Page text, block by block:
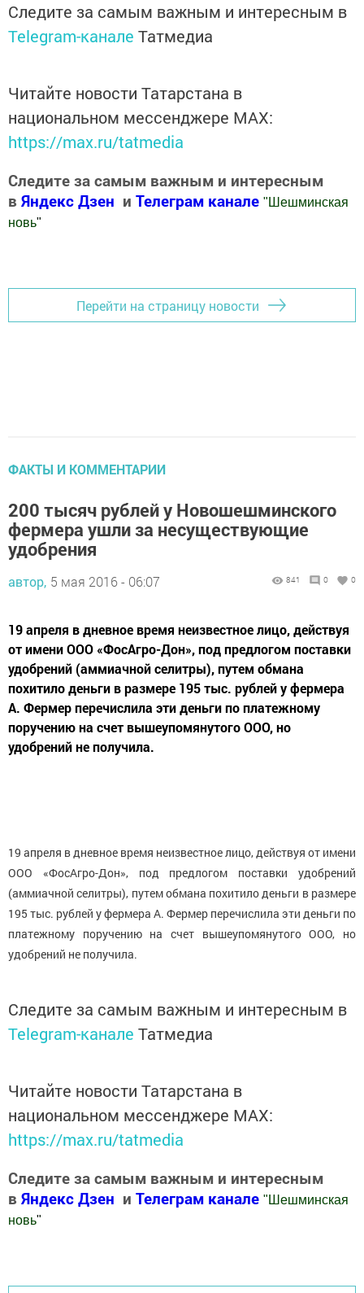
Следите за самым важным и интересным в
Telegram-канале Татмедиа
Читайте новости Татарстана в
национальном мессенджере MАХ:
https://max.ru/tatmedia
Следите за самым важным и интересным
в Яндекс Дзен и Телеграм канале " Шешминская
новь"
Перейти на страницу новости
ФАКТЫ И КОММЕНТАРИИ
200 тысяч рублей у Новошешминского
фермера ушли за несуществующие
удобрения
автор, 5 мая 2016 - 06:07 841 0 0
19 апреля в дневное время неизвестное лицо, действуя
от имени ООО «ФосАгро-Дон», под предлогом поставки
удобрений (аммиачной селитры), путем обмана
похитило деньги в размере 195 тыс. рублей у фермера
А. Фермер перечислила эти деньги по платежному
поручению на счет вышеупомянутого ООО, но
удобрений не получила.
19 апреля в дневное время неизвестное лицо, действуя от имени
ООО «ФосАгро-Дон», под предлогом поставки удобрений
(аммиачной селитры), путем обмана похитило деньги в размере
195 тыс. рублей у фермера А. Фермер перечислила эти деньги по
платежному поручению на счет вышеупомянутого ООО, но
удобрений не получила.
Следите за самым важным и интересным в
Telegram-канале Татмедиа
Читайте новости Татарстана в
национальном мессенджере MАХ:
https://max.ru/tatmedia
Следите за самым важным и интересным
в Яндекс Дзен и Телеграм канале " Шешминская
новь"